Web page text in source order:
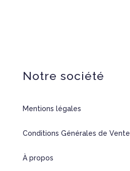
Notre société
Mentions légales
Conditions Générales de Vente
À propos